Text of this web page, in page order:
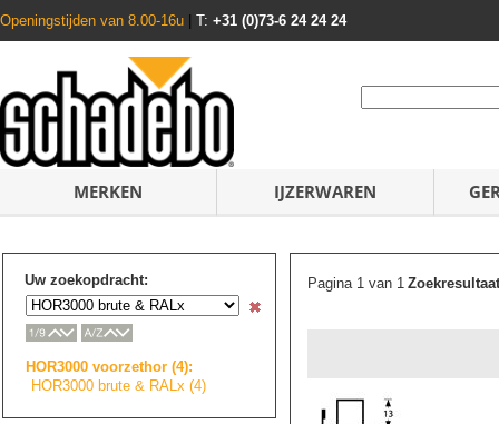
Openingstijden van 8.00-16u T: +31 (0)73-6 24 24 24
MERKEN IJZERWAREN
Uw zoekopdracht:
HOR3000 voorzethor (4):
HOR3000 brute & RALx (4)
Pagina 1 van 1Zoekresultaat